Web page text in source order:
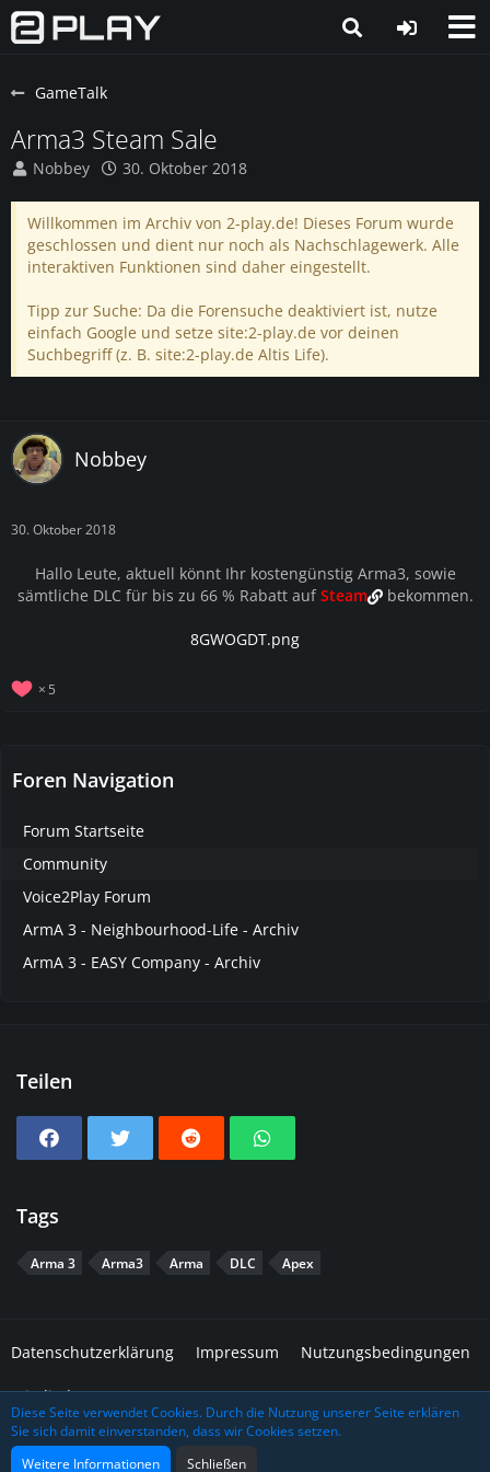
GameTalk
Arma3 Steam Sale
Nobbey 30. Oktober 2018
Willkommen im Archiv von 2-play.de! Dieses Forum wurde
geschlossen und dient nur noch als Nachschlagewerk. Alle
interaktiven Funktionen sind daher eingestellt.
Tipp zur Suche: Da die Forensuche deaktiviert ist, nutze
einfach Google und setze site:2-play.de vor deinen
Suchbegriff (z. B. site:2-play.de Altis Life).
Nobbey
30. Oktober 2018
Hallo Leute, aktuell könnt Ihr kostengünstig Arma3, sowie
sämtliche DLC für bis zu 66 % Rabatt aufSteam bekommen.
8GWOGDT.png
5
Foren Navigation
Forum Startseite
Community
Voice2Play Forum
ArmA 3 - Neighbourhood-Life - Archiv
ArmA 3 - EASY Company - Archiv
Teilen
Tags
Arma 3 Arma3 Arma DLC Apex
Datenschutzerklärung Impressum Nutzungsbedingungen
Mitglieder
Community-Software:WoltLab Suite™
Diese Seite verwendet Cookies. Durch die Nutzung unserer Seite erklären
Sie sich damit einverstanden, dass wir Cookies setzen.
Weitere Informationen
Schließen